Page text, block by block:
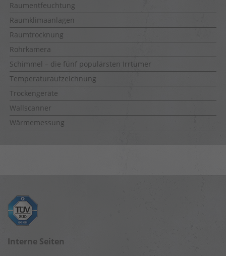
Raumentfeuchtung
Raumklimaanlagen
Raumtrocknung
Rohrkamera
Schimmel – die fünf populärsten Irrtümer
Temperaturaufzeichnung
Trockengeräte
Wallscanner
Wärmemessung
Interne Seiten